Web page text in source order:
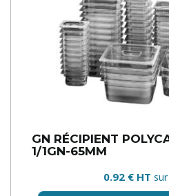
GN RÉCIPIENT
1/1GN-65MM
0.92 € HT